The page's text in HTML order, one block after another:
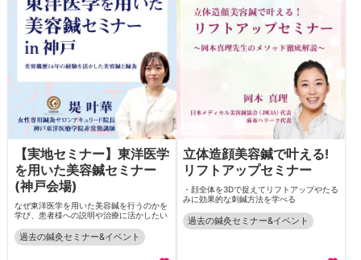
【実地セミナー】東洋医学
を用いた美容鍼セミナー
(神戸会場)
なぜ東洋医学を用いた美容鍼を行うのかを
学び、患者様への説明や治療に活かしたい
過去の鍼灸セミナー&イベント
立体造顔美容鍼で叶える!
リフトアップセミナー
・顔全体を3Dで捉えてリフトアップやたる
みに効果的な刺鍼方法を学べる
過去の鍼灸セミナー&イベント